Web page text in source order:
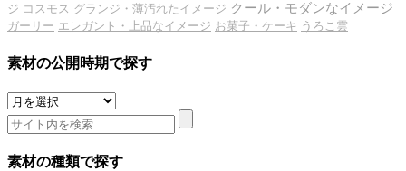
ジ コスモス グランジ・薄汚れたイメージ クール・モダンなイメージ
ガーリー エレガント・上品なイメージ お菓子・ケーキ うろこ雲
素材の公開時期で探す
素
材
の
公
素材の種類で探す